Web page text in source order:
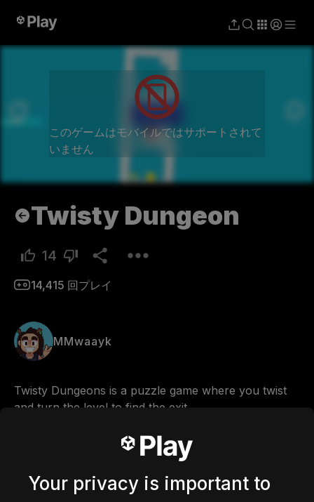
このゲームはモバイルではサポートされて
いません
プレイ
Twisty Dungeon
14
14,415 回プレイ
MMwaayk
Twisty Dungeons is a puzzle game where you twist
and turn the level to find the exit.
Your privacy is important to